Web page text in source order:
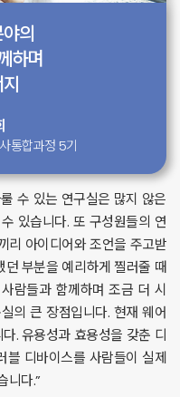
의
하며
통합과정 5기
수 있는 연구실은 많지 않은
있습니다. 또 구성원들의 연
리 아이디어와 조언을 주고받
부분을 예리하게 찔러줄 때
람들과 함께하며 조금 더 시
의 큰 장점입니다. 현재 웨어
. 유용성과 효용성을 갖춘 디
블 디바이스를 사람들이 실제
니다.”